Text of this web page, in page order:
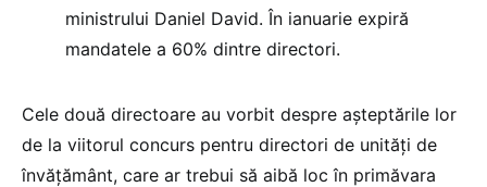
ministrului Daniel David. În ianuarie expiră
mandatele a 60% dintre directori.
Cele două directoare au vorbit despre așteptările lor
de la viitorul concurs pentru directori de unități de
învățământ, care ar trebui să aibă loc în primăvara